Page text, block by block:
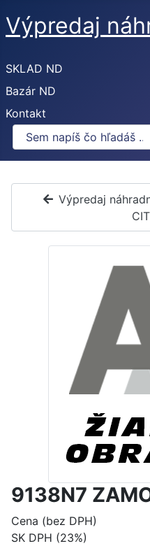
Výpredaj
SKLAD ND
Bazár ND
Kontakt
Výpredaj
9138N7
Cena (bez DPH)
SK DPH (23%)